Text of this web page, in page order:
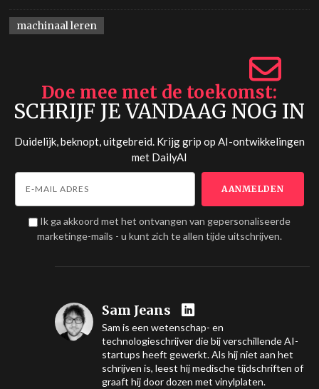
machinaal leren
Doe mee met de toekomst
SCHRIJF JE VANDAAG NOG IN
Duidelijk, beknopt, uitgebreid. Krijg grip op AI-ontwikkelingen
met DailyAI
Ik ga akkoord met het ontvangen van gepersonaliseerde
marketinge-mails - u kunt zich te allen tijde uitschrijven.
Sam Jeans
Sam is een wetenschap- en
technologieschrijver die bij verschillende AI-
startups heeft gewerkt. Als hij niet aan het
schrijven is, leest hij medische tijdschriften of
graaft hij door dozen met vinylplaten.